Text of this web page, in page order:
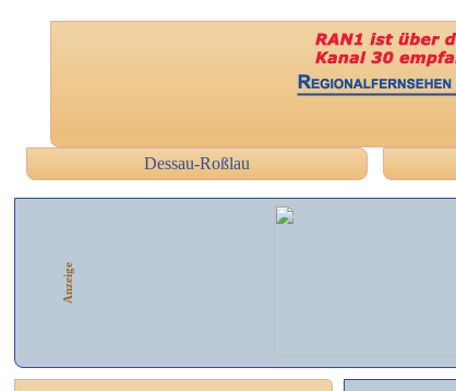
Dessau-Roßlau
Anzeige